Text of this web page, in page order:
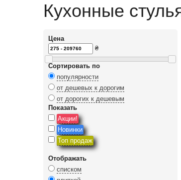
Кухонные
Цена
₴
Сортировать по
популярности
от дешевых к дорогим
от дорогих к дешевым
Показать
Акции!
Новинки
Топ продаж
Отображать
списком